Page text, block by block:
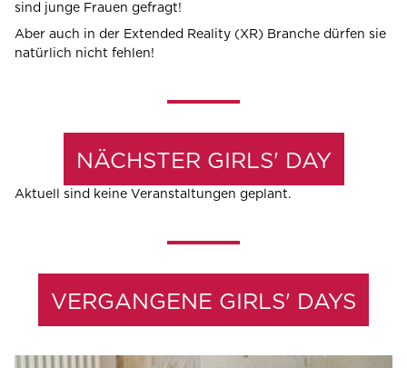
sind junge Frauen gefragt!
Aber auch in der Extended Reality (XR) Branche dürfen sie
natürlich nicht fehlen!
NÄCHSTER GIRLS' DAY
Aktuell sind keine Veranstaltungen geplant.
VERGANGENE GIRLS' DAYS